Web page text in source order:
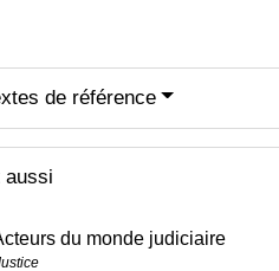
de référence
aussi
du monde judiciaire